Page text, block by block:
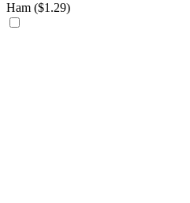
Ham ($1.29)